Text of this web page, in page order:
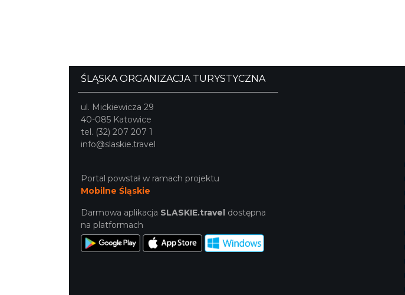
ŚLĄSKA ORGANIZACJA TURYSTYCZNA
ul. Mickiewicza 29
40-085 Katowice
tel. (32) 207 207 1
info@slaskie.travel
Portal powstał w ramach projektu
Mobilne Śląskie
Darmowa aplikacja SLASKIE.travel dostępna
na platformach